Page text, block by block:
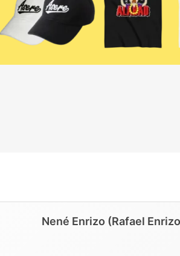
Nené Enrizo (Rafael Enrizo